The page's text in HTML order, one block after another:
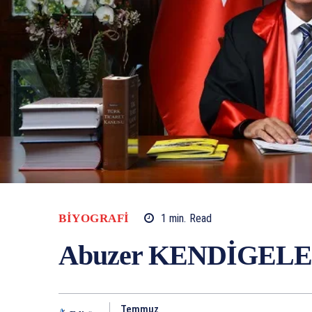
BIYOGRAFI 1 min. Read
Abuzer
Temmuz